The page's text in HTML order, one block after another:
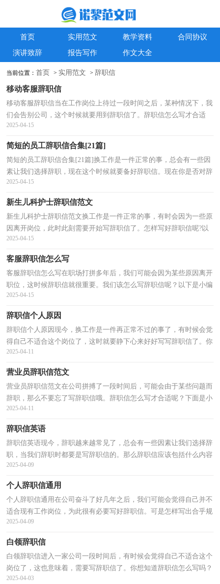
首页 实用范文 教学资料
合同协议
演讲致辞
报告写作 作文大全
当前位置：首页 > 实用范文 >辞职信
移动客服辞职信
移动客服辞职信当在工作岗位上待过一段时间之后，某种情况下，我
们会告别公司，这个时候就要用到辞职信了。辞职信怎么写才合适
呢？下面是小编整理的移动客服辞职信，仅供参考，希望能够...
2025-04-15
简短的员工辞职信合集[21篇]
简短的员工辞职信合集[21篇]换工作是一件正常的事，总会有一些因
素让我们选择辞职，现在这个时候就要备好辞职信。现在你是否对辞
职信一筹莫展呢？以下是小编收集整理的简短的员工...
2025-04-15
新生儿科护士辞职信范文
新生儿科护士辞职信范文换工作是一件正常的事，有时会因为一些原
因离开岗位，此时此刻需要开始写辞职信了。怎样写好辞职信呢?以
下是小编整理的新生儿科护士辞职信范文，希望能够...
2025-04-15
客服辞职信怎么写
客服辞职信怎么写在职场打拼多年后，我们可能会因为某些原因离开
职位，这时候辞职信就很重要。我们该怎么写辞职信呢？以下是小编
精心整理的客服辞职信怎么写，希望能够帮助到大家。...
2025-04-15
辞职信个人原因
辞职信个人原因现今，换工作是一件再正常不过的事了，有时候会觉
得自己不适合这个岗位了，这时就要静下心来好好写写辞职信了。你
想知道辞职信怎么写吗？下面是小编帮大家整理的辞职...
2025-04-11
营业员辞职信范文
营业员辞职信范文在公司拼搏了一段时间后，可能会由于某些问题而
辞职，那么不要忘了写辞职信哦。辞职信怎么写才合适呢？下面是小
编精心整理的营业员辞职信范文，欢迎阅读，希望大家能...
2025-04-11
辞职信英语
辞职信英语现今，辞职越来越常见了，总会有一些因素让我们选择辞
职，当我们辞职时都要是写辞职信的。那么辞职信应该包括什么内容
呢？以下是小编整理的辞职信英语，希望对大家有所帮助...
2025-04-09
个人辞职信通用
个人辞职信通用在公司奋斗了好几年之后，我们可能会觉得自己并不
适合现有工作岗位，为此很有必要写好辞职信。可是怎样写出合乎规
范的辞职信呢？以下是小编帮大家整理的个人辞职信...
2025-04-09
白领辞职信
白领辞职信进入一家公司一段时间后，有时候会觉得自己不适合这个
岗位了，这也意味着，需要写辞职信了。你想知道辞职信怎么写吗？
以下是小编收集整理的白领辞职信，仅供参考，大家一起来...
2025-04-03